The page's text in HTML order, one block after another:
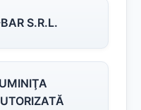
S.R.L.